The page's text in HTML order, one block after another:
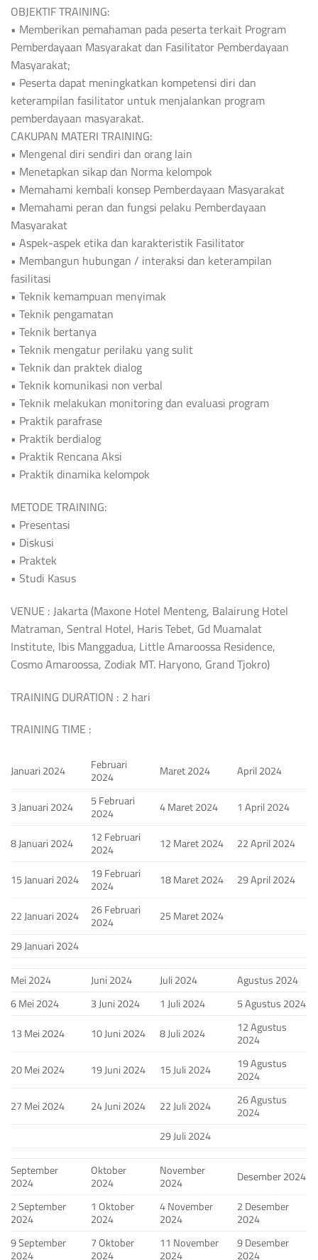
OBJEKTIF TRAINING:
• Memberikan pemahaman pada peserta terkait Program
Pemberdayaan Masyarakat dan Fasilitator Pemberdayaan
Masyarakat;
• Peserta dapat meningkatkan kompetensi diri dan
keterampilan fasilitator untuk menjalankan program
pemberdayaan masyarakat.
CAKUPAN MATERI TRAINING:
• Mengenal diri sendiri dan orang lain
• Menetapkan sikap dan Norma kelompok
• Memahami kembali konsep Pemberdayaan Masyarakat
• Memahami peran dan fungsi pelaku Pemberdayaan
Masyarakat
• Aspek-aspek etika dan karakteristik Fasilitator
• Membangun hubungan / interaksi dan keterampilan
fasilitasi
• Teknik kemampuan menyimak
• Teknik pengamatan
• Teknik bertanya
• Teknik mengatur perilaku yang sulit
• Teknik dan praktek dialog
• Teknik komunikasi non verbal
• Teknik melakukan monitoring dan evaluasi program
• Praktik parafrase
• Praktik berdialog
• Praktik Rencana Aksi
• Praktik dinamika kelompok
METODE TRAINING:
• Presentasi
• Diskusi
• Praktek
• Studi Kasus
VENUE : Jakarta (Maxone Hotel Menteng, Balairung Hotel
Matraman, Sentral Hotel, Haris Tebet, Gd Muamalat
Institute, Ibis Manggadua, Little Amaroossa Residence,
Cosmo Amaroossa, Zodiak MT. Haryono, Grand Tjokro)
TRAINING DURATION : 2 hari
TRAINING TIME :
Januari 2024 Februari
2024 Maret 2024
April 2024
3 Januari 2024
5 Februari
2024 4 Maret 2024
1 April 2024
8 Januari 2024
12 Februari
2024 12 Maret 2024
22 April 2024
15 Januari 2024
19 Februari
2024 18 Maret 2024
29 April 2024
22 Januari 2024
26 Februari
2024
25 Maret 2024
29 Januari 2024
Mei 2024
Juni 2024 Juli 2024
Agustus 2024
6 Mei 2024
3 Juni 2024 1 Juli 2024
5 Agustus 2024
13 Mei 2024
10 Juni 2024 8 Juli 2024 12 Agustus
2024
20 Mei 2024
19 Juni 2024 15 Juli 2024 19 Agustus
2024
27 Mei 2024
24 Juni 2024 22 Juli 2024 26 Agustus
2024
29 Juli 2024
September
2024
Oktober
2024
November
2024
Desember 2024
2 September
2024
1 Oktober
2024
4 November
2024
2 Desember
2024
9 September
2024
7 Oktober
2024
11 November
2024
9 Desember
2024